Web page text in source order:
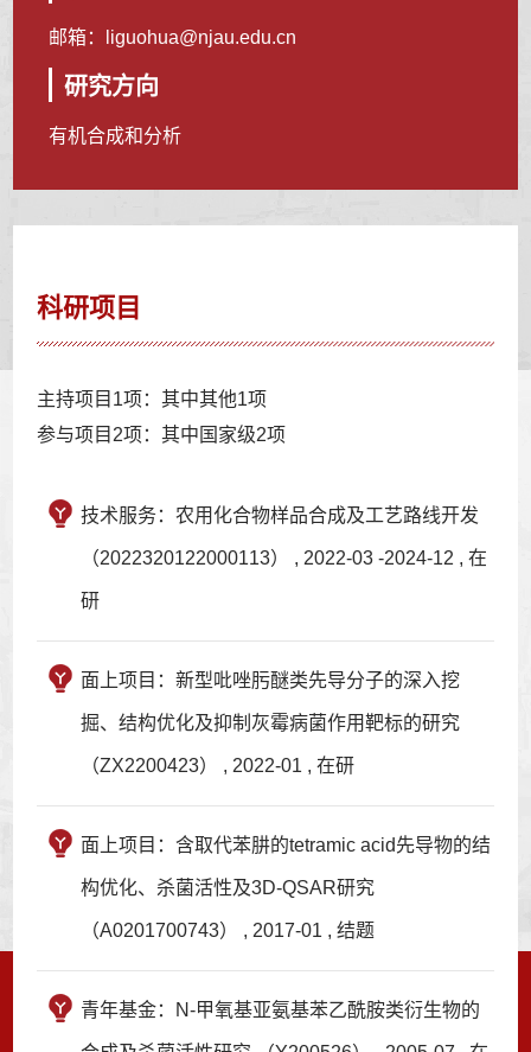
邮箱： liguohua@njau.edu.cn
研究方向
有机合成和分析
科研项目
主持项目1项：其中其他1项
参与项目2项：其中国家级2项
技术服务：农用化合物样品合成及工艺路线开发
（2022320122000113） , 2022-03 -2024-12 , 在
研
面上项目：新型吡唑肟醚类先导分子的深入挖
掘、结构优化及抑制灰霉病菌作用靶标的研究
（ZX2200423） , 2022-01 , 在研
面上项目：含取代苯肼的tetramic acid先导物的结
构优化、杀菌活性及3D-QSAR研究
（A0201700743） , 2017-01 , 结题
青年基金：N-甲氧基亚氨基苯乙酰胺类衍生物的